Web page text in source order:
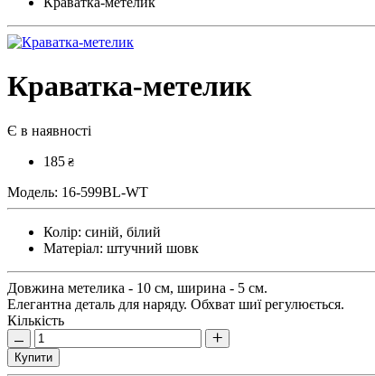
Краватка-метелик
Є в наявності
185 ₴
Модель: 16-599BL-WT
Колір: синій, білий
Матеріал: штучний шовк
Довжина метелика - 10 см, ширина - 5 см.
Елегантна деталь для наряду. Обхват шиї регулюється.
Кількість
Купити